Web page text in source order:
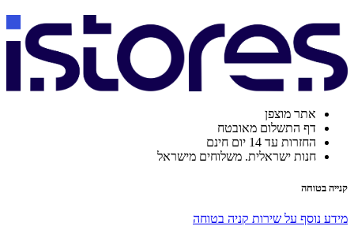
אתר מוצפן
דף התשלום מאובטח
החזרות עד 14 יום חינם
חנות ישראלית. משלוחים מישראל
קנייה בטוחה
מידע נוסף על שירות קניה בטוחה